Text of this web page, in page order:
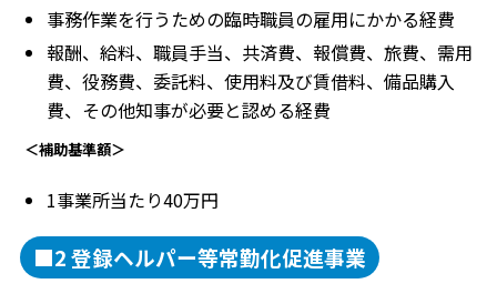
事務作業を行うための臨時職員の雇用にかかる経費
報酬、給料、職員手当、共済費、報償費、旅費、需用
費、役務費、委託料、使用料及び賃借料、備品購入
費、その他知事が必要と認める経費
＜補助基準額＞
1事業所当たり40万円
■2 登録ヘルパー等常勤化促進事業